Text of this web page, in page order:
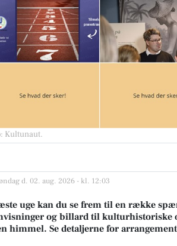
Kultunaut.
d. 02. aug. 2026 - kl. 12:03
uge kan du se frem til en række
og billard til kulturhistoriske
himmel. Se detaljerne for